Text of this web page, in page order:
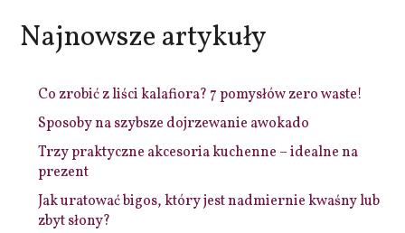
Najnowsze artykuły
Co zrobić z liści kalafiora? 7 pomysłów zero waste!
Sposoby na szybsze dojrzewanie awokado
Trzy praktyczne akcesoria kuchenne – idealne na
prezent
Jak uratować bigos, który jest nadmiernie kwaśny lub
zbyt słony?